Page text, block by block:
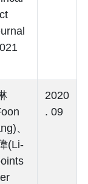
、
(Li-
2020
. 09